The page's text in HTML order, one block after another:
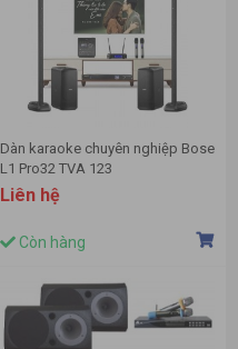
Dàn karaoke chuyên nghiệp Bose
L1 Pro32 TVA 123
Liên hệ
Còn hàng